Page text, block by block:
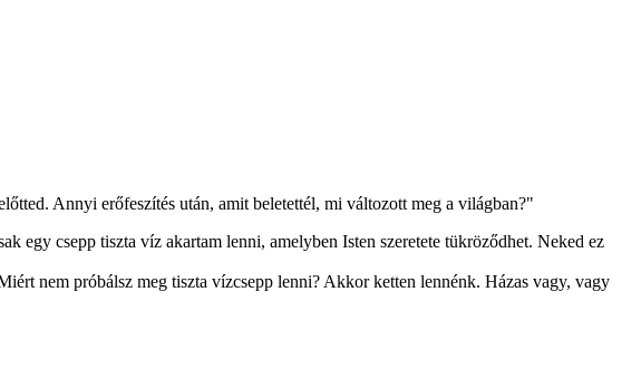
Annyi erőfeszítés után, amit beletettél, mi változott meg a világban?"
egy csepp tiszta víz akartam lenni, amelyben Isten szeretete tükröződhet. Neked ez
nem próbálsz meg tiszta vízcsepp lenni? Akkor ketten lennénk. Házas vagy, vagy